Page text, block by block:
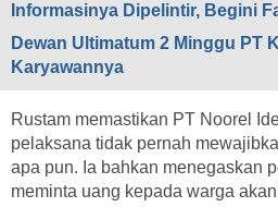
Informasinya Dipelintir, Begini
Dewan Ultimatum 2 Minggu PT
Karyawannya
Rustam memastikan PT Noorel
pelaksana tidak pernah
apa pun. Ia bahkan menegaskan
meminta uang kepada warga